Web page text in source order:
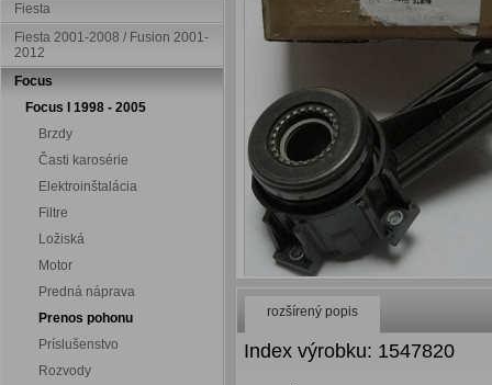
Fiesta
Fiesta 2001-2008 / Fusion 2001-
2012
Focus
Focus I 1998 - 2005
Brzdy
Časti karosérie
Elektroinštalácia
Filtre
Ložiská
Motor
Predná náprava
Prenos pohonu
Príslušenstvo
Rozvody
rozšírený popis
Index výrobku: 1547820